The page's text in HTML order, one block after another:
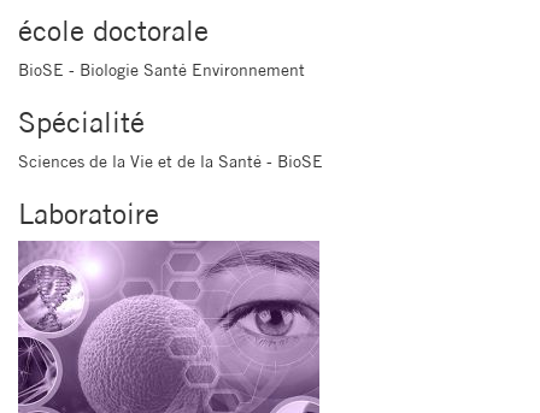
école doctorale
BioSE - Biologie Santé Environnement
Spécialité
Sciences de la Vie et de la Santé - BioSE
Laboratoire